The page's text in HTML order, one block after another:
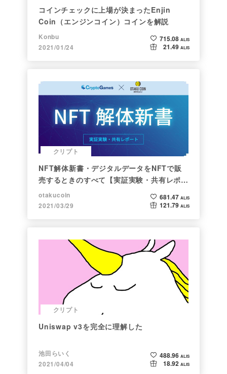
コインチェックに上場が決まったEnjin
Coin（エンジンコイン）コインを解説
Konbu
2021/01/24
715.08 ALIS
21.49 ALIS
クリプト
NFT解体新書・デジタルデータをNFTで販
売するときのすべて【実証実験・共有レポー
ト】
otakucoin
2021/03/29
681.47 ALIS
121.79 ALIS
クリプト
Uniswap v3を完全に理解した
池田らいく
2021/04/04
488.96 ALIS
18.92 ALIS